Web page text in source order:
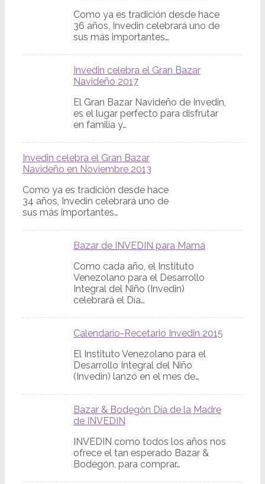
Como ya es tradición desde hace
36 años, Invedin celebrará uno de
sus más importantes…
Invedin celebra el Gran Bazar
Navideño 2017
El Gran Bazar Navideño de Invedin,
es el lugar perfecto para disfrutar
en familia y…
Invedin celebra el Gran Bazar
Navideño en Noviembre 2013
Como ya es tradición desde hace
34 años, Invedin celebrará uno de
sus más importantes…
Bazar de INVEDIN para Mamá
Como cada año, el Instituto
Venezolano para el Desarrollo
Integral del Niño (Invedin)
celebrará el Día…
Calendario-Recetario Invedin 2015
El Instituto Venezolano para el
Desarrollo Integral del Niño
(Invedin) lanzó en el mes de…
Bazar & Bodegón Día de la Madre
de INVEDIN
INVEDIN como todos los años nos
ofrece el tan esperado Bazar &
Bodegón, para comprar…